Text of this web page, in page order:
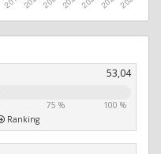
53,04
75 %
100 %
Ranking